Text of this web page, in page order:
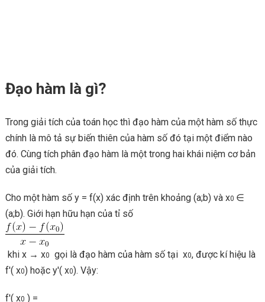
Đạo hàm là gì?
Trong giải tích của toán học thì đạo hàm của một hàm số thực
chính là mô tả sự biến thiên của hàm số đó tại một điểm nào
đó. Cùng tích phân đạo hàm là một trong hai khái niệm cơ bản
của giải tích.
Cho một hàm số y = f(x) xác định trên khoảng (a;b) và x0 ∈
(a;b). Giới hạn hữu hạn của tỉ số
khi x → x0 gọi là đạo hàm của hàm số tại x0, được kí hiệu là
f'( x0) hoặc y'( x0). Vậy:
f'( x0 ) =